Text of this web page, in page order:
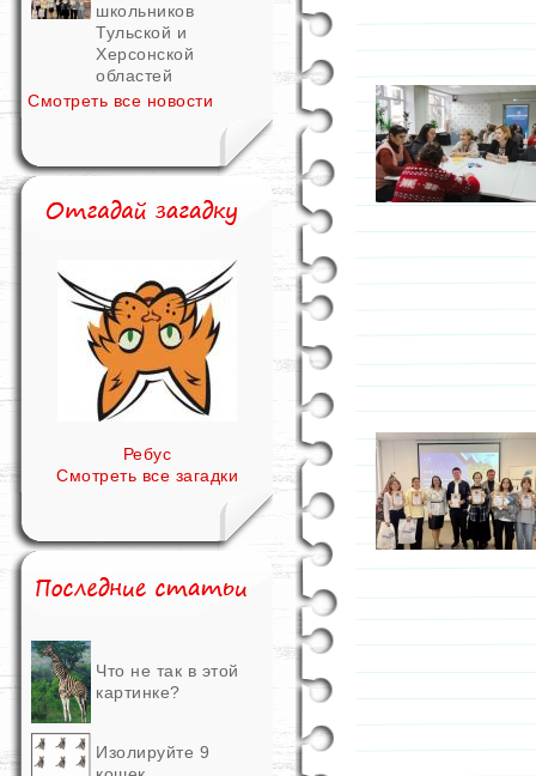
школьников
Тульской и
Херсонской
областей
Смотреть все новости
Ребус
Смотреть все загадки
Что не так в этой
картинке?
Изолируйте 9